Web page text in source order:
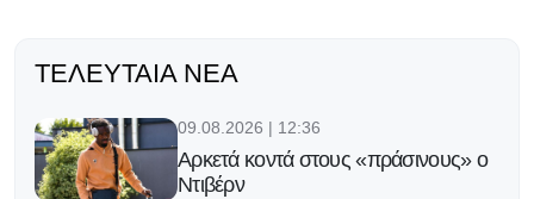
ΤΕΛΕΥΤΑΊΑ ΝΈΑ
09.08.2026 | 12:36
Αρκετά κοντά στους «πράσινους» ο
Ντιβέρν